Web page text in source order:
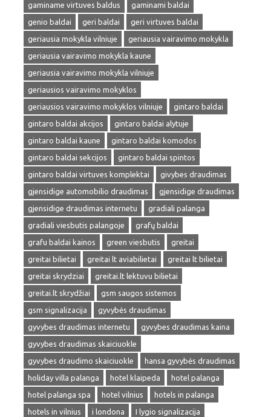
gaminame virtuves baldus
gaminami baldai
genio baldai
geri baldai
geri virtuves baldai
geriausia mokykla vilniuje
geriausia vairavimo mokykla
geriausia vairavimo mokykla kaune
geriausia vairavimo mokykla vilniuje
geriausios vairavimo mokyklos
geriausios vairavimo mokyklos vilniuje
gintaro baldai
gintaro baldai akcijos
gintaro baldai alytuje
gintaro baldai kaune
gintaro baldai komodos
gintaro baldai sekcijos
gintaro baldai spintos
gintaro baldai virtuves komplektai
givybes draudimas
gjensidige automobilio draudimas
gjensidige draudimas
gjensidige draudimas internetu
gradiali palanga
gradiali viesbutis palangoje
grafų baldai
grafu baldai kainos
green viesbutis
greitai
greitai bilietai
greitai lt aviabilietai
greitai lt bilietai
greitai skrydziai
greitai.lt lektuvu bilietai
greitai.lt skrydžiai
gsm saugos sistemos
gsm signalizacija
gyvybės draudimas
gyvybes draudimas internetu
gyvybes draudimas kaina
gyvybes draudimas skaiciuokle
gyvybes draudimo skaiciuokle
hansa gyvybės draudimas
holiday villa palanga
hotel klaipeda
hotel palanga
hotel palanga spa
hotel vilnius
hotels in palanga
hotels in vilnius
i londona
I lygio signalizacija